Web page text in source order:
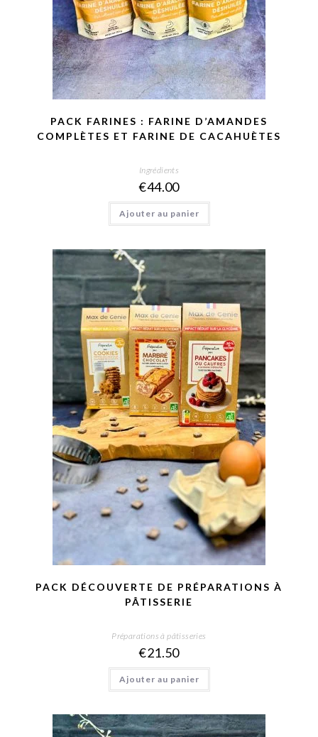
PACK FARINES : FARINE D’AMANDES
COMPLÈTES ET FARINE DE CACAHUÈTES
Ingrédients
€44.00
Ajouter au panier
PACK DÉCOUVERTE DE PRÉPARATIONS À
PÂTISSERIE
Préparations à pâtisseries
€21.50
Ajouter au panier